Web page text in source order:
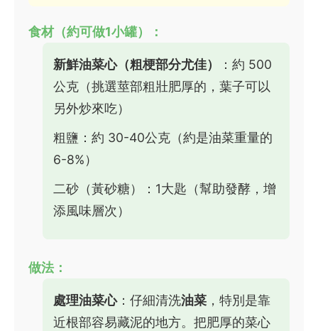
食材（約可做1小罐）：
新鮮油菜心（粗梗部分尤佳）
：約 500
公克（挑選莖部粗壯肥厚的，葉子可以
另外炒來吃）
粗鹽：約 30-40公克（約是油菜重量的
6-8%）
二砂（黃砂糖）：1大匙（幫助發酵，增
添風味層次）
做法：
處理油菜心：仔細清洗油菜 ，特別是靠
近根部容易藏泥的地方。把肥厚的菜心